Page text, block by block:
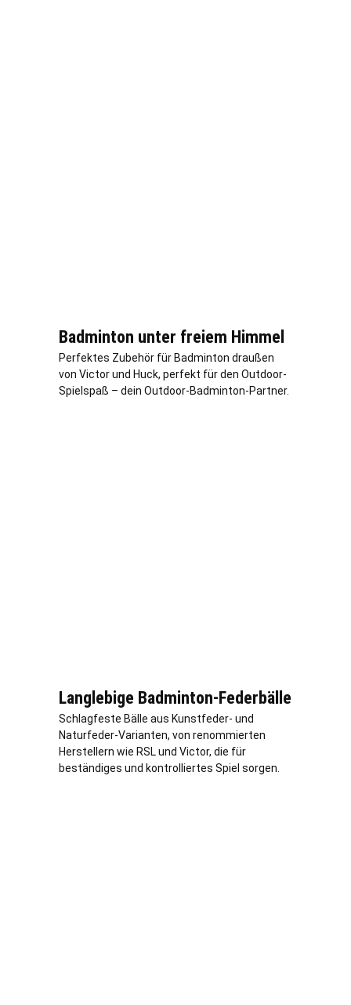
Badminton unter freiem Himmel
Perfektes Zubehör für Badminton draußen
von Victor und Huck, perfekt für den Outdoor-
Spielspaß – dein Outdoor-Badminton-Partner.
Langlebige Badminton-Federbälle
Schlagfeste Bälle aus Kunstfeder- und
Naturfeder-Varianten, von renommierten
Herstellern wie RSL und Victor, die für
beständiges und kontrolliertes Spiel sorgen.